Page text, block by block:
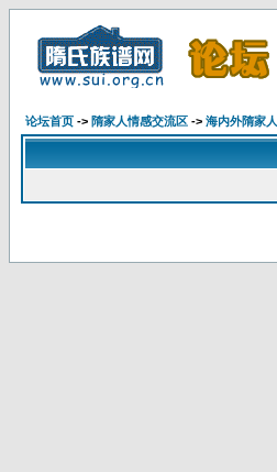
论坛首页 -> 隋家人情感交流区 -> 海内外隋家人